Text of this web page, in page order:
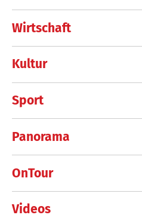
Wirtschaft
Kultur
Sport
Panorama
OnTour
Videos